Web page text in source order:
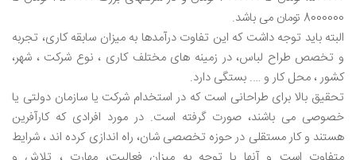
8000000 تومان می باشد.
البته باید توجه داشت که این تفاوت درآمدها به میزان سابقه کاری، تجربه
و تخصص طراح لباس، در زمینه های مختلف کاری ، نوع شرکت ، شهر،
کشور ، محل کار و …. بستگی دارد.
تحقیق بالا برای طراحانی است که در استخدام شرکت یا سازمان دولتی یا
خصوصی می باشند، صورت گرفته است. در مورد افرادی که کارآفرین
هستند و کار مستقلی در حوزه تخصصی شان، راه اندازی کرده اند ، شرایط